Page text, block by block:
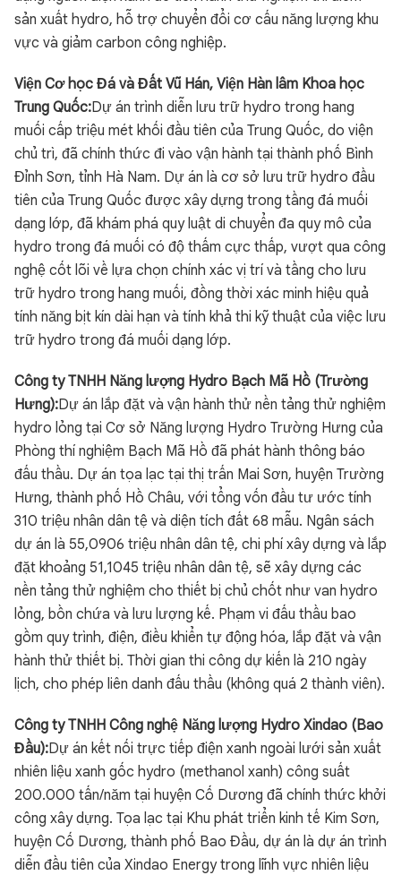
sản xuất hydro, hỗ trợ chuyển đổi cơ cấu năng lượng khu
vực và giảm carbon công nghiệp.
Viện Cơ học Đá và Đất Vũ Hán, Viện Hàn lâm Khoa học
Trung Quốc:Dự án trình diễn lưu trữ hydro trong hang
muối cấp triệu mét khối đầu tiên của Trung Quốc, do viện
chủ trì, đã chính thức đi vào vận hành tại thành phố Bình
Đỉnh Sơn, tỉnh Hà Nam. Dự án là cơ sở lưu trữ hydro đầu
tiên của Trung Quốc được xây dựng trong tầng đá muối
dạng lớp, đã khám phá quy luật di chuyển đa quy mô của
hydro trong đá muối có độ thấm cực thấp, vượt qua công
nghệ cốt lõi về lựa chọn chính xác vị trí và tầng cho lưu
trữ hydro trong hang muối, đồng thời xác minh hiệu quả
tính năng bịt kín dài hạn và tính khả thi kỹ thuật của việc lưu
trữ hydro trong đá muối dạng lớp.
Công ty TNHH Năng lượng Hydro Bạch Mã Hồ (Trường
Hưng):Dự án lắp đặt và vận hành thử nền tảng thử nghiệm
hydro lỏng tại Cơ sở Năng lượng Hydro Trường Hưng của
Phòng thí nghiệm Bạch Mã Hồ đã phát hành thông báo
đấu thầu. Dự án tọa lạc tại thị trấn Mai Sơn, huyện Trường
Hưng, thành phố Hồ Châu, với tổng vốn đầu tư ước tính
310 triệu nhân dân tệ và diện tích đất 68 mẫu. Ngân sách
dự án là 55,0906 triệu nhân dân tệ, chi phí xây dựng và lắp
đặt khoảng 51,1045 triệu nhân dân tệ, sẽ xây dựng các
nền tảng thử nghiệm cho thiết bị chủ chốt như van hydro
lỏng, bồn chứa và lưu lượng kế. Phạm vi đấu thầu bao
gồm quy trình, điện, điều khiển tự động hóa, lắp đặt và vận
hành thử thiết bị. Thời gian thi công dự kiến là 210 ngày
lịch, cho phép liên danh đấu thầu (không quá 2 thành viên).
Công ty TNHH Công nghệ Năng lượng Hydro Xindao (Bao
Đầu):Dự án kết nối trực tiếp điện xanh ngoài lưới sản xuất
nhiên liệu xanh gốc hydro (methanol xanh) công suất
200.000 tấn/năm tại huyện Cố Dương đã chính thức khởi
công xây dựng. Tọa lạc tại Khu phát triển kinh tế Kim Sơn,
huyện Cố Dương, thành phố Bao Đầu, dự án là dự án trình
diễn đầu tiên của Xindao Energy trong lĩnh vực nhiên liệu